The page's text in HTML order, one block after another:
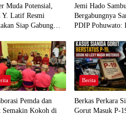
Muda Potensial,
Y. Latif Resmi
Siap Gabung
Kawal Aspirasi Bumi
Jemi Hado
Bergabungnya
PDIP Pohuwato:
Rakyat
Pemda dan
Semakin Kokoh di
Berita
Berkas Perkara
Gorut Masuk P-19,Sosok